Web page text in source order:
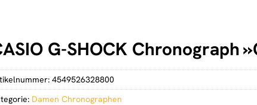
G-SHOCK Chronograph
4549526328800
Damen Chronographen